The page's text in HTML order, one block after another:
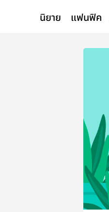
นิยาย แฟนฟิค